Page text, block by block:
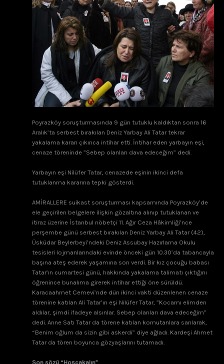
Poyrazköy soruşturmasında 9 gün tutuklu kaldıktan sonra 16
Aralık’ta serbest bırakılan Deniz Yarbay Ali Tatar tekrar
yakalama kararı çıkınca intihar etti. İntihar eden yarbayın eşi,
cenaze töreninde ”Sebep olanları dava edeceğim” dedi.
Yarbayın eşi Nilüfer Tatar, cenazede eşinin ikinci defa
tutuklanma kararına tepki gösterdi.
AMİRALLERE suikast soruşturması kapsamında Poyrazköy’de
ele geçirilen belgelere ilişkin gözaltına alınıp tutuklanan ve
itiraz üzerine İstanbul nöbetçi 11. Ağır Ceza Hâkimliği’nce
perşembe günü serbest bırakılan Deniz Yarbay Ali Tatar (42),
Üsküdar Beylerbeyi’ndeki Deniz Assubay Hazırlama Okulu
tesisleri lojmanlarındaki evinde önceki gün 10.30’da tabancayla
başına ateş ederek yaşamına son verdi. Bir kız çocuğu babası
Tatar’ın cumartesi günü, hakkında yakalama talimatı çıktığını
öğrenince bunalıma girerek intihar ettiği öne sürüldü.
Karacaahmet Cemevi’nde dün ikinci vakti düzenlenen cenaze
törenine katılan Ali Tatar’ın eşi Nilüfer Tatar, ”Kocamı elimden
aldılar, şimdi ifadeye alsınlar. Sebep olanları dava edeceğim”
dedi. Anne Satı Tatar da törene katılan komutanlara sarılarak,
“Benim oğlum da sizin gibi askerdi” diye ağladı. Kardeşi Ahmet
Tatar da tören boyunca gözyaşlarını tutamadı.
Son sözü “Hoşçakalın”